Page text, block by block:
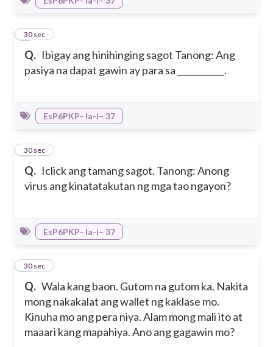
Q. Ibigay ang hinihinging sagot Tanong: Ang
pasiya na dapat gawin ay para sa ___________.
4
30 sec
EsP6PKP- Ia-i– 37
Q. Iclick ang tamang sagot. Tanong: Anong
virus ang kinatatakutan ng mga tao ngayon?
5
30 sec
EsP6PKP- Ia-i– 37
Q. Wala kang baon. Gutom na gutom ka. Nakita
mong nakakalat ang wallet ng kaklase mo.
Kinuha mo ang pera niya. Alam mong mali ito at
maaari kang mapahiya. Ano ang gagawin mo?
6
30 sec